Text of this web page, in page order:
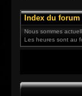
Index du forum
Nous sommes
Les heures sont au